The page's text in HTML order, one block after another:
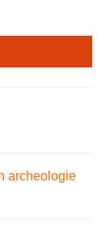
archeologie